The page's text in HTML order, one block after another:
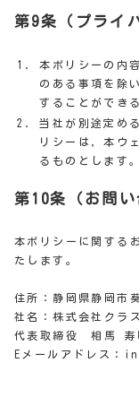
第9条（プライ
本ポリシーの内
のある事項を除
することができ
当社が別途定め
リシーは，本ウ
るものとします。
第10条（お問い
本ポリシーに関する
たします。
住所：静岡県静岡市
社名：株式会社クラ
代表取締役 相馬 寿
Eメールアドレス